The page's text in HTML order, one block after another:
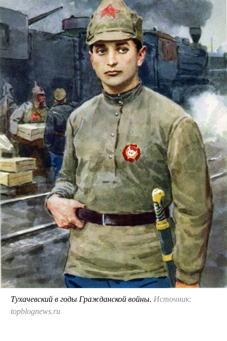
Тухачевский в годы Гражданской войны. Источник:
topblognews.ru